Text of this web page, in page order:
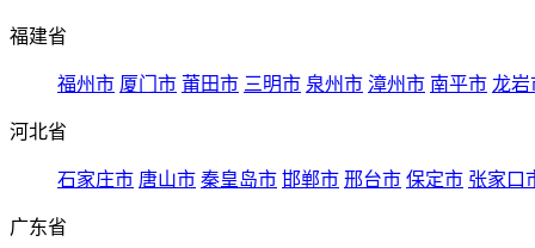
福建省
福州市 厦门市 莆田市 三明市 泉州市 漳州市 南平市 龙岩
河北省
石家庄市 唐山市 秦皇岛市 邯郸市 邢台市 保定市 张家口
广东省